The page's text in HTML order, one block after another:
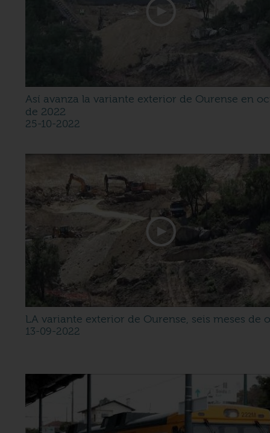
Así avanza la variante exterior de Ourense en
de 2022
25-10-2022
LA variante exterior de Ourense, seis meses de
13-09-2022